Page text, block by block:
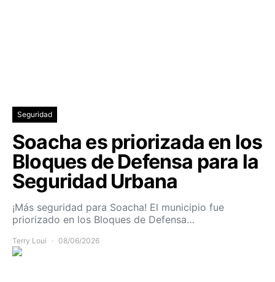
Seguridad
Soacha es priorizada en los
Bloques de Defensa para la
Seguridad Urbana
¡Más seguridad para Soacha! El municipio fue
priorizado en los Bloques de Defensa…
Terry Loui 08/06/2026